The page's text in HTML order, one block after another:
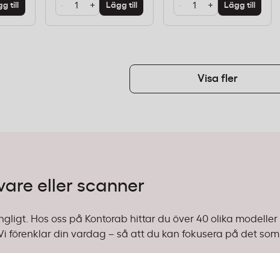
till - + Lägg till - + Lägg till
Visa fler
eller scanner
Hos oss på Kontorab hittar du över 40 olika modeller
Vi förenklar din vardag – så att du kan fokusera på det som